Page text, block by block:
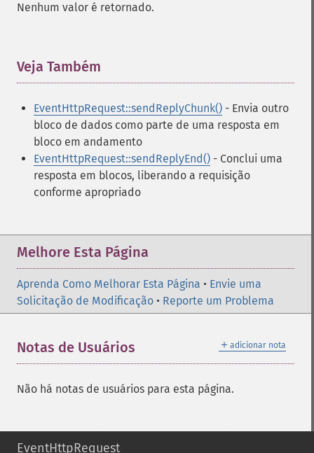
Nenhum valor é retornado.
Veja Também
EventHttpRequest::sendReplyChunk() - Envia outro
bloco de dados como parte de uma resposta em
bloco em andamento
EventHttpRequest::sendReplyEnd() - Conclui uma
resposta em blocos, liberando a requisição
conforme apropriado
Melhore Esta Página
Aprenda Como Melhorar Esta Página • Envie uma
Solicitação de Modificação • Reporte um Problema
＋ adicionar nota
Notas de Usuários
Não há notas de usuários para esta página.
EventHttpRequest